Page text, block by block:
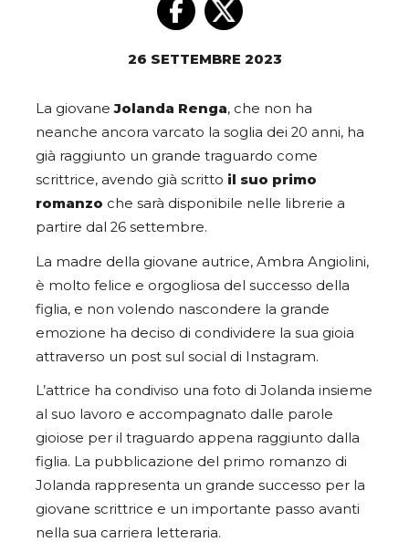
26 SETTEMBRE 2023
La giovaneJolanda Renga, che non ha
neanche ancora varcato la soglia dei 20 anni, ha
già raggiunto un grande traguardo come
scrittrice, avendo già scritto il suo primo
romanzo che sarà disponibile nelle librerie a
partire dal 26 settembre.
La madre della giovane autrice, Ambra Angiolini,
è molto felice e orgogliosa del successo della
figlia, e non volendo nascondere la grande
emozione ha deciso di condividere la sua gioia
attraverso un post sul social di Instagram.
L’attrice ha condiviso una foto di Jolanda insieme
al suo lavoro e accompagnato dalle parole
gioiose per il traguardo appena raggiunto dalla
figlia. La pubblicazione del primo romanzo di
Jolanda rappresenta un grande successo per la
giovane scrittrice e un importante passo avanti
nella sua carriera letteraria.